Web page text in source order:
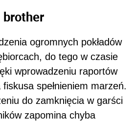
brother
ogromnych pokładów
do tego w czasie
wprowadzeniu raportów
spełnieniem marzeń.
do zamknięcia w garści
zapomina chyba